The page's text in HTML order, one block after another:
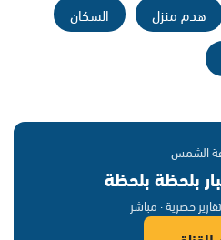
هدم منزل
السكان
الشمس
بلحظة بلحظة
حصرية · مباشر